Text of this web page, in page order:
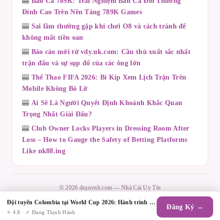
Đỉnh Cao Trên Nền Tảng 789K Games
🎰 Sai lầm thường gặp khi chơi O8 và cách tránh để
không mất tiền oan
🎰 Báo cáo mới từ vdy.uk.com: Cầu thủ xuất sắc nhất
trận đấu và sự sụp đổ của các ông lớn
🎰 Thể Thao FIFA 2026: Bí Kíp Xem Lịch Trận Trên
Mobile Không Bỏ Lỡ
🎰 Ai Sẽ Là Người Quyết Định Khoảnh Khắc Quan
Trọng Nhất Giải Đấu?
🎰 Club Owner Locks Players in Dressing Room After
Loss – How to Gauge the Safety of Betting Platforms
Like nk88.ing
© 2026 drquynh.com — Nhà Cái Uy Tín
Contact
·Chính Sách Giao Dịch· Chính Sách Hoàn Trả
Chính Sách Bảo Mật
·
Điều Khoản Dịch Vụ ·Sitemap
Đội tuyển Colombia tại World Cup 2026: Hành trình tái sinh và những hy vọng mới
⭐ 4.8 · ✓ Đang Thịnh Hành
Đăng Ký →